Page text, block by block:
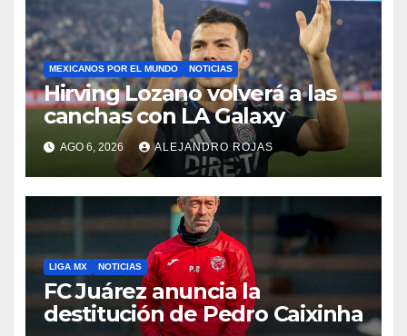
MEXICANOS POR EL MUNDO NOTICIAS
Hirving Lozano volverá a las
canchas con LA Galaxy
AGO 6, 2026 ALEJANDRO ROJAS
LIGA MX NOTICIAS
FC Juárez anuncia la
destitución de Pedro Caixinha